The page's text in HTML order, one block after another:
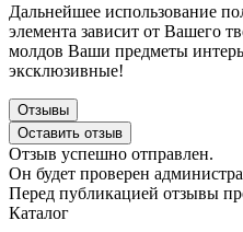
Дальнейшее использование
элемента зависит от Вашего
молдов Ваши предметы
эксклюзивные!
Отзывы
Оставить отзыв
Отзыв успешно отправлен.
Он будет проверен
Перед публикацией отзывы
Каталог